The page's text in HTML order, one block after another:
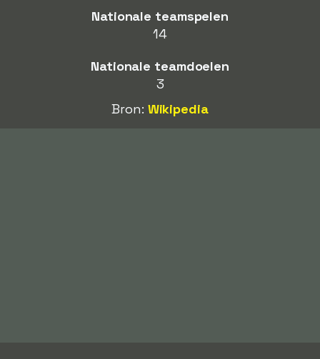
Nationale teamspelen
14
Nationale teamdoelen
3
Bron: Wikipedia